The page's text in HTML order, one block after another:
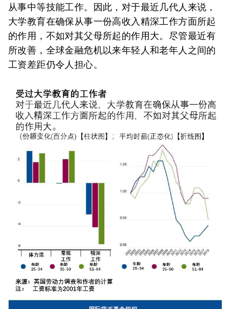
从事中等技能工作。因此，对于最近几代人来说，
大学教育在确保从事一份高收入精深工作方面所起
的作用，不如对其父母所起的作用大。尽管最近有
所改善，全球金融危机以来年轻人和老年人之间的
工资差距仍令人担心。